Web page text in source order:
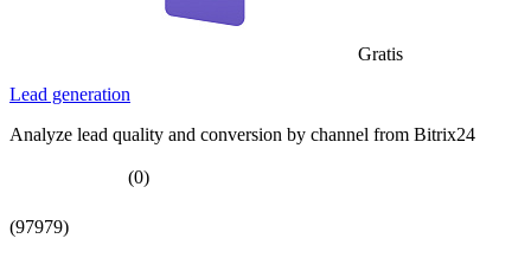
Gratis
Lead generation
Analyze lead quality and conversion by channel from Bitrix24
(0)
(97979)